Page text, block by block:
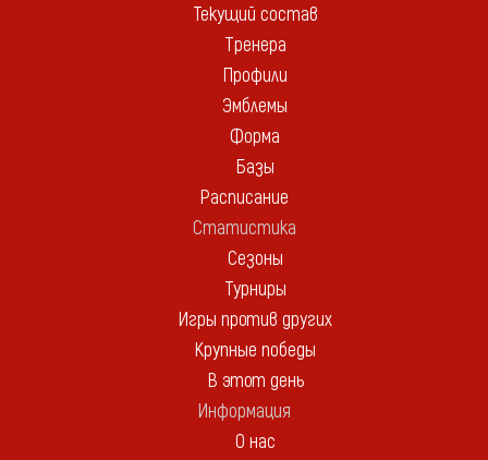
Текущий состав
Тренера
Профили
Эмблемы
Форма
Базы
Расписание
Статистика
Сезоны
Турниры
Игры против других
Крупные победы
В этот день
Информация
О нас